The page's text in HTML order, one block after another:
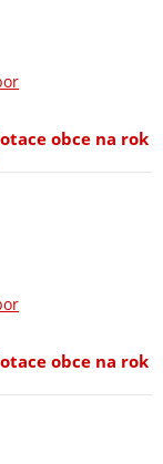
obce na rok
obce na rok